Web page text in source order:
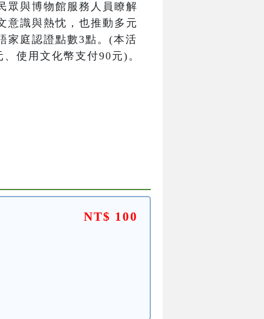
眾與博物館服務人員瞭解
意識與熱忱，也推動多元
家庭認證點數3點。(本活
使用文化幣支付90元)。
NT$ 100